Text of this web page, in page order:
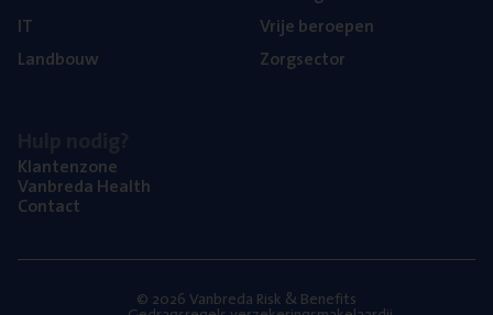
IT
Land­bouw
Vrije beroe­pen
Zorg­sec­tor
Klan­ten­zo­ne
Van­b­re­da Health
Con­tact
© 2026 Vanbreda Risk & Benefits